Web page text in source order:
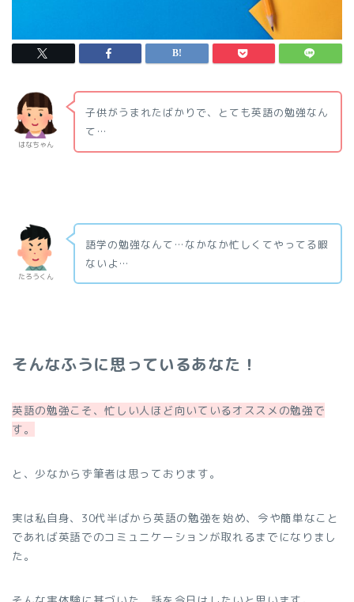
はなちゃん
子供がうまれたばかりで、とても英語の勉強なん
て…
たろうくん
語学の勉強なんて…なかなか忙しくてやってる暇
ないよ…
そんなふうに思っているあなた！
英語の勉強こそ、忙しい人ほど向いているオススメの勉強で
す。
と、少なからず筆者は思っております。
実は私自身、30代半ばから英語の勉強を始め、今や簡単なこと
であれば英語でのコミュニケーションが取れるまでになりまし
た。